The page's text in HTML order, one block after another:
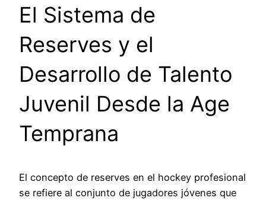
El Sistema de
Reserves y el
Desarrollo de Talento
Juvenil Desde la Age
Temprana
El concepto de reserves en el hockey profesional
se refiere al conjunto de jugadores jóvenes que